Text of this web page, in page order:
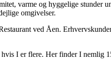
varme og hyggelige
omgivelser.
ved Åen.
I er flere. Her finder I nemlig